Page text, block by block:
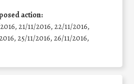
action:
21/11/2016, 22/11/2016,
25/11/2016, 26/11/2016,